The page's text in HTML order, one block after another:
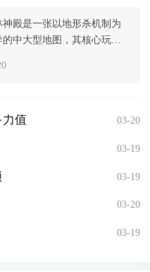
神殿是一张以地形杀机制为
的中大型地图，其核心玩法
值 03-20
03-19
03-19
03-20
03-19